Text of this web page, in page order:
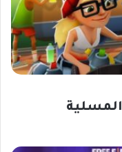
تنزيل لعبة صب واي subway المسلية